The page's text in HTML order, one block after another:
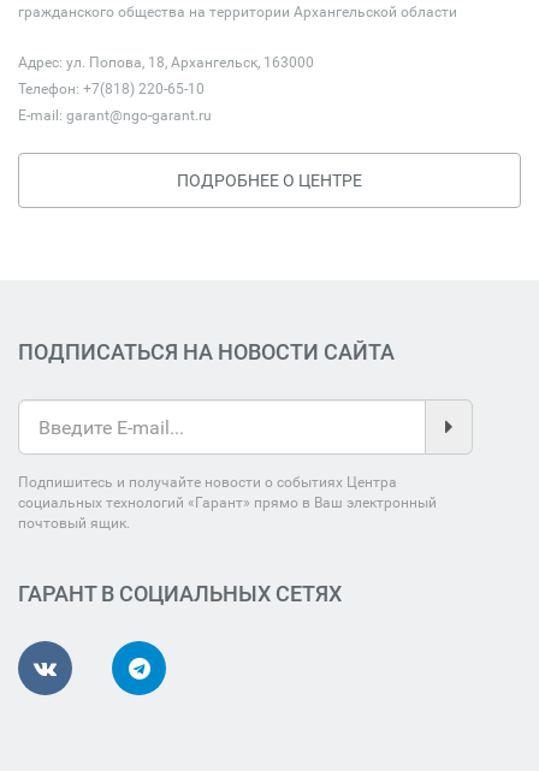
гражданского общества на территории Архангельской области
Адрес: ул. Попова, 18, Архангельск, 163000
Телефон: +7(818) 220-65-10
E-mail: garant@ngo-garant.ru
ПОДРОБНЕЕ О ЦЕНТРЕ
ПОДПИСАТЬСЯ НА НОВОСТИ САЙТА
Подпишитесь и получайте новости о событиях Центра
социальных технологий «Гарант» прямо в Ваш электронный
почтовый ящик.
ГАРАНТ В СОЦИАЛЬНЫХ СЕТЯХ